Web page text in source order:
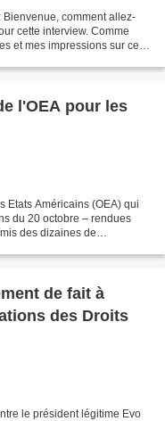
Bienvenue, comment allez-
cette interview. Comme
et mes impressions sur ce
l'OEA pour les
Etats Américains (OEA) qui
du 20 octobre – rendues
des dizaines de
de fait à
des Droits
le président légitime Evo